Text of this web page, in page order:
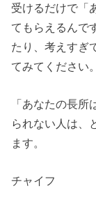
受けるだけで「
てもらえるんで
たり、考えすぎ
てみてください
「あなたの長
られない人は、
ます。
チャイフ